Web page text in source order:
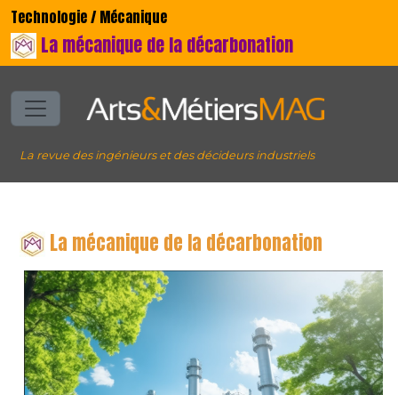
Technologie / Mécanique
La mécanique de la décarbonation
La revue des ingénieurs et des décideurs industriels
La mécanique de la décarbonation